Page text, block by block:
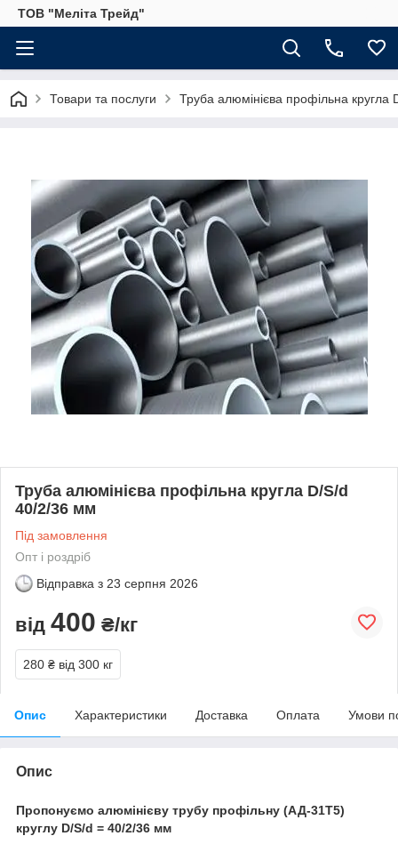
ТОВ "Меліта Трейд"
Товари та послуги Труба алюмінієва профільна
Труба алюмінієва профільна кругла D/S/d
40/2/36 мм
Під замовлення
Опт і роздріб
Відправка з 23 серпня 2026
від 400 ₴/кг
280 ₴ від 300 кг
Опис Характеристики Доставка Оплата Умови
Опис
Пропонуємо алюмінієву трубу профільну (АД-31Т5)
круглу D/S/d = 40/2/36 мм